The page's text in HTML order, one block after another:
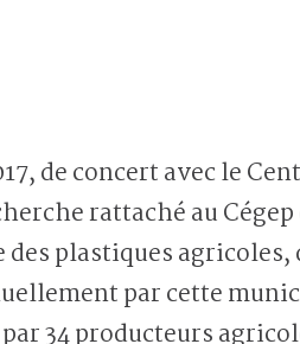
de concert avec le
rattaché au
plastiques agricoles,
par cette
34 producteurs